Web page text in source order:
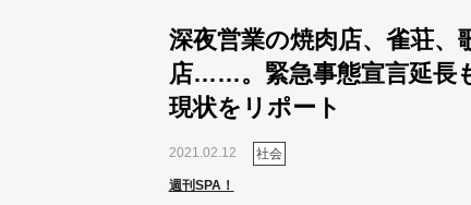
深夜営業の焼肉店、雀荘、
店……。緊急事態宣言延長
現状をリポート
2021.02.12 社会
週刊SPA！